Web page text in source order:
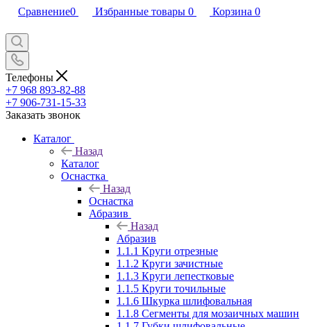
Сравнение0 Избранные товары 0 Корзина 0
Телефоны
+7 968 893-82-88
+7 906-731-15-33
Заказать звонок
Каталог
Назад
Каталог
Оснастка
Назад
Оснастка
Абразив
Назад
Абразив
1.1.1 Круги отрезные
1.1.2 Круги зачистные
1.1.3 Круги лепестковые
1.1.5 Круги точильные
1.1.6 Шкурка шлифовальная
1.1.8 Сегменты для мозаичных машин